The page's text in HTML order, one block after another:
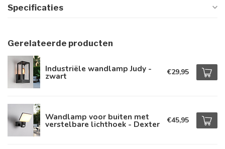
Specificaties
Gerelateerde producten
Industriële wandlamp Judy -
zwart €29,95
Wandlamp voor buiten met
verstelbare lichthoek - Dexter €45,95